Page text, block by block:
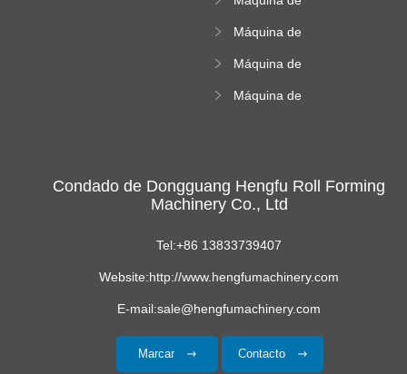
de color
cresta cuadrada
Máquina de
de hoja corrugada
Máquina de
acristalados
Máquina de
Condado de Dongguang Hengfu Roll Forming
Machinery Co., Ltd
Tel:+86 13833739407
Website:http://www.hengfumachinery.com
E-mail:sale@hengfumachinery.com
Marcar Contacto